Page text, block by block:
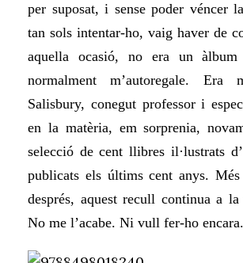
per suposat, i sense poder véncer
tan sols intentar-ho, vaig haver de
aquella ocasió, no era un
normalment m’autoregale. Era
Salisbury, conegut professor i
en la matèria, em sorprenia,
selecció de cent llibres il·lustrats
publicats els últims cent anys. Més
després, aquest recull continua a
No me l’acabe. Ni vull fer-ho encara.